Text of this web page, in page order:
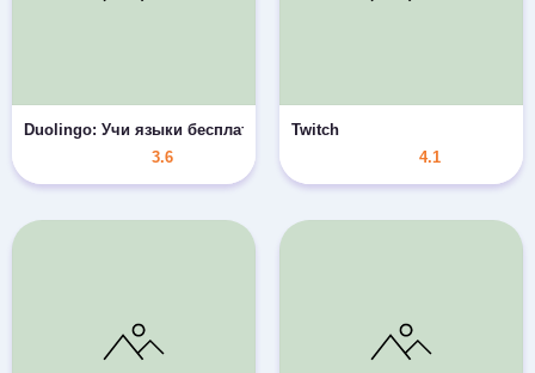
Duolingo: Учи языки бесплатно
3.6
Twitch
4.1